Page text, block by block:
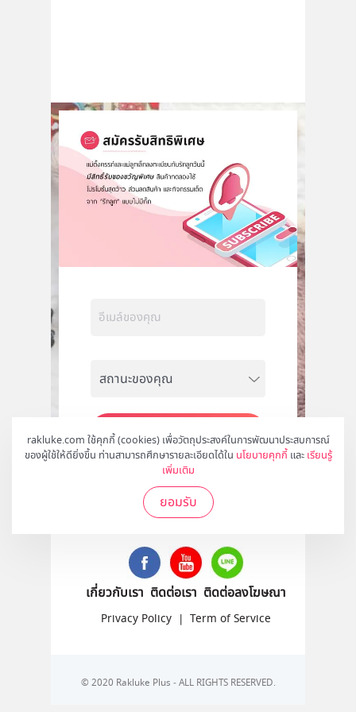
rakluke.com ใช้คุกกี้ (cookies) เพื่อวัตถุประสงค์ในการพัฒนาประสบการณ์
ของผู้ใช้ให้ดียิ่งขึ้น ท่านสามารถศึกษารายละเอียดได้ใน นโยบายคุกกี้ และ เรียนรู้
เพิ่มเติม
ยอมรับ
สมัคร
ติดตามเราได้ที่
เกี่ยวกับเรา ติดต่อเรา ติดต่อลงโฆษณา
Privacy Policy | Term of Service
© 2020 Rakluke Plus - ALL RIGHTS RESERVED.